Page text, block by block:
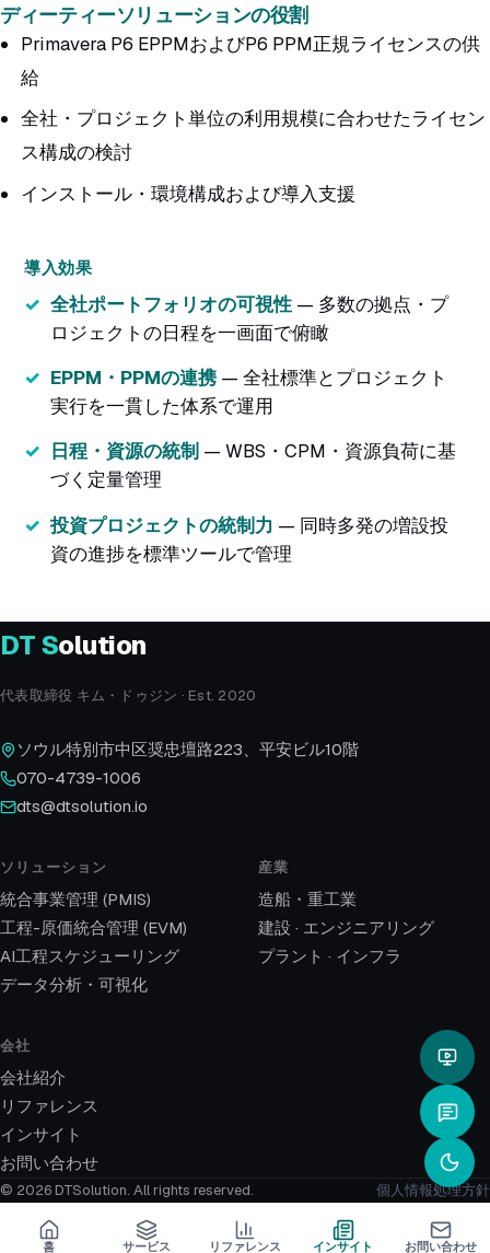
ディーティーソリューションの役割
Primavera P6 EPPMおよびP6 PPM正規ライセンスの供
給
全社・プロジェクト単位の利用規模に合わせたライセン
ス構成の検討
インストール・環境構成および導入支援
導入効果
全社ポートフォリオの可視性 — 多数の拠点・プ
ロジェクトの日程を一画面で俯瞰
EPPM・PPMの連携 — 全社標準とプロジェクト
実行を一貫した体系で運用
日程・資源の統制 — WBS・CPM・資源負荷に基
づく定量管理
投資プロジェクトの統制力 — 同時多発の増設投
資の進捗を標準ツールで管理
DTSolution
代表取締役 キム・ドゥジン · Est. 2020
ソウル特別市中区奨忠壇路223、平安ビル10階
070-4739-1006
dts@dtsolution.io
ソリューション
統合事業管理 (PMIS)
工程-原価統合管理 (EVM)
AI工程スケジューリング
データ分析・可視化
産業
造船・重工業
建設 · エンジニアリング
プラント · インフラ
会社
会社紹介
リファレンス
インサイト
お問い合わせ
© 2026 DTSolution. All rights reserved. 個人情報処理方針
홈 サービス リファレンス インサイト お問い合わせ